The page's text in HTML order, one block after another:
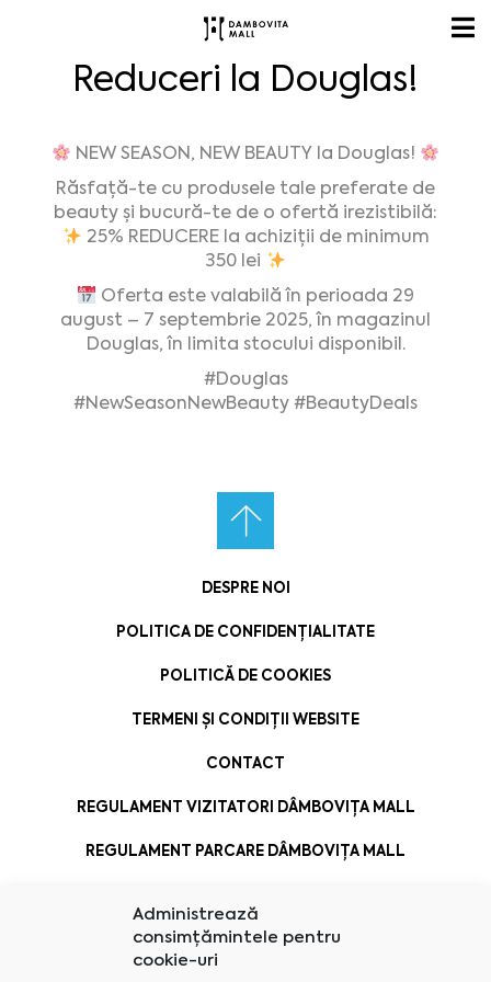
Administrează
consimțămintele pentru
cookie-uri
Reduceri la Douglas!
NEW SEASON, NEW BEAUTY la Douglas!
Răsfață-te cu produsele tale preferate de
beauty și bucură-te de o ofertă irezistibilă:
25% REDUCERE la achiziții de minimum
350 lei
Oferta este valabilă în perioada 29
august – 7 septembrie 2025, în magazinul
Douglas, în limita stocului disponibil.
#Douglas
#NewSeasonNewBeauty#BeautyDeals
DESPRE NOI
POLITICA DE CONFIDENȚIALITATE
POLITICĂ DE COOKIES
TERMENI ȘI CONDIȚII WEBSITE
CONTACT
REGULAMENT VIZITATORI DÂMBOVIȚA MALL
REGULAMENT PARCARE DÂMBOVIȚA MALL